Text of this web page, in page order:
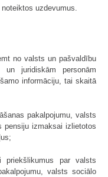
uzdevumus.
no valsts un pašvaldību
juridiskām personām
informāciju, tai skaitā
pakalpojumu, valsts
pensiju izmaksai izlietotos
priekšlikumus par valsts
valsts sociālo